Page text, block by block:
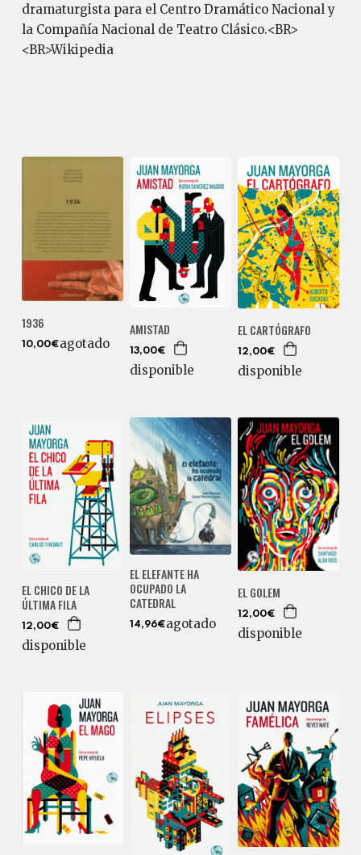
dramaturgista para el Centro Dramático Nacional y
la Compañía Nacional de Teatro Clásico.<BR>
<BR>Wikipedia
1936
10,00€agotado
AMISTAD
13,00€
disponible
EL CARTÓGRAFO
12,00€
disponible
EL CHICO DE LA
ÚLTIMA FILA
12,00€
disponible
EL ELEFANTE HA
OCUPADO LA
CATEDRAL
14,96€agotado
EL GOLEM
12,00€
disponible